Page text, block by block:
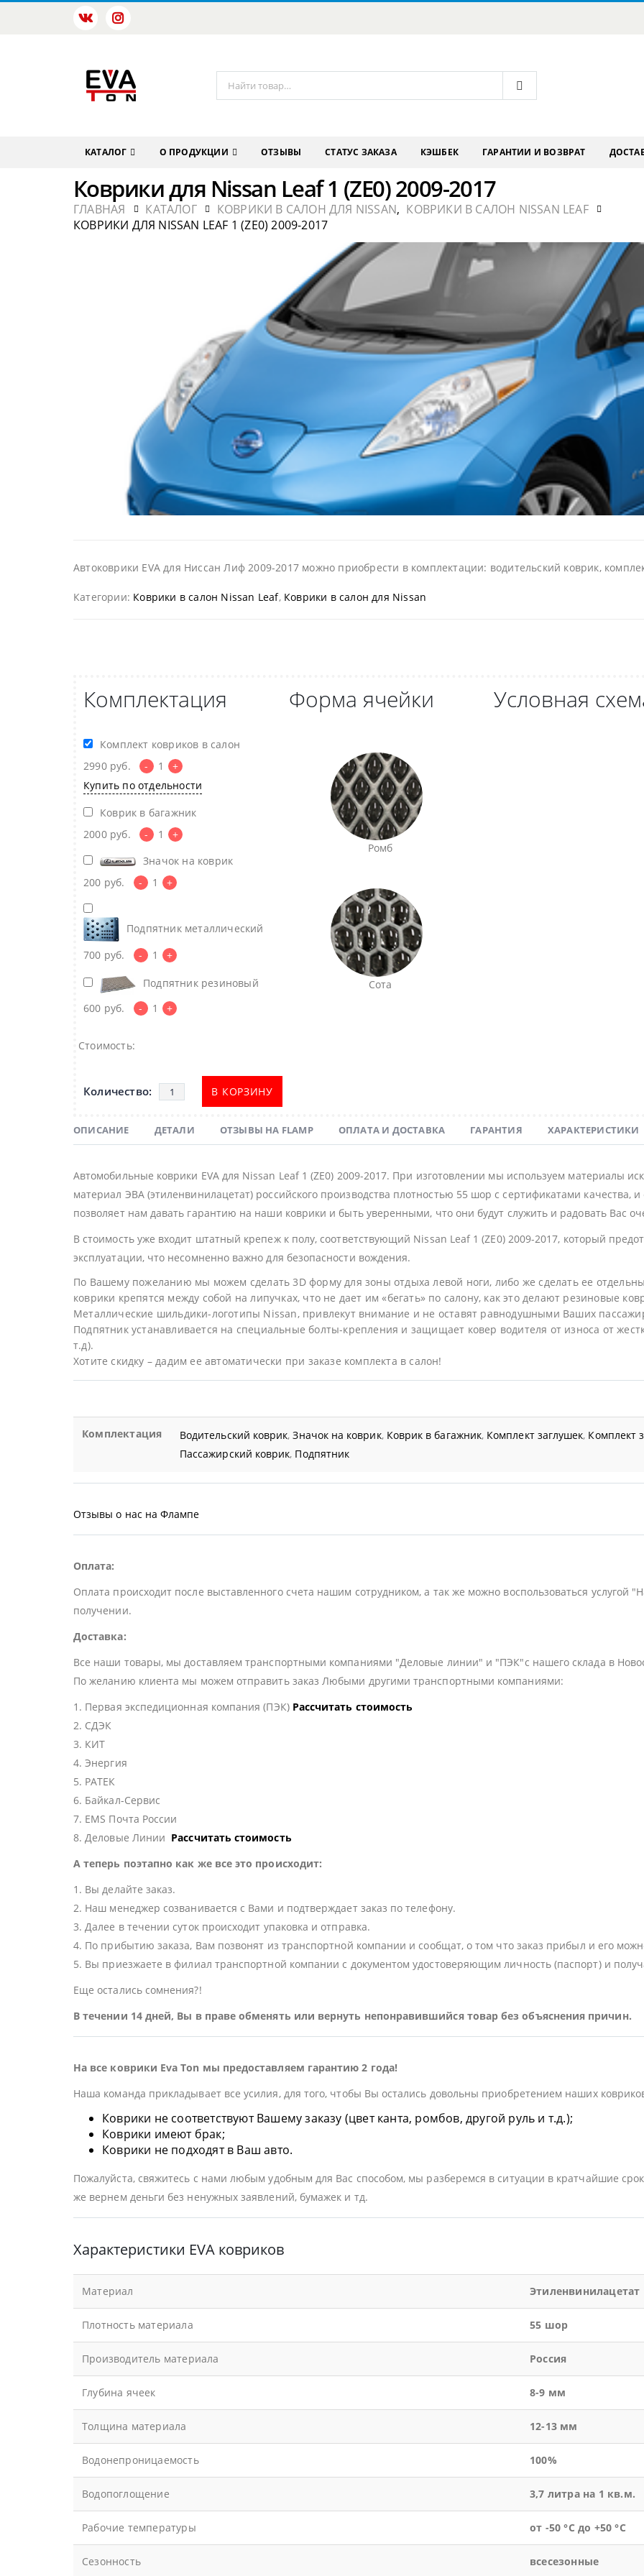
КАТАЛОГ О ПРОДУКЦИИ ОТЗЫВЫ СТАТУС ЗАКАЗА КЭШБЕК ГАРАНТИИ И ВОЗВРАТ
Коврики для Nissan Leaf 1 (ZE0) 2009-2017
ГЛАВНАЯ КАТАЛОГ КОВРИКИ В САЛОН ДЛЯ NISSAN, КОВРИКИ В САЛОН NISSAN LEAF
КОВРИКИ ДЛЯ NISSAN LEAF 1 (ZE0) 2009-2017
Автоковрики EVA для Ниссан Лиф 2009-2017 можно приобрести в комплектации: водительский коврик,
Категории: Коврики в салон Nissan Leaf, Коврики в салон для Nissan
Комплектация
Комплект ковриков в салон
2990 руб. - 1
+
Купить по отдельности
Коврик в багажник
2000 руб. - 1
+
Значок на коврик
200 руб. - 1 +
Подпятник металлический
700 руб. - 1 +
Подпятник резиновый
600 руб. - 1 +
Форма ячейки
Ромб
Сота
Условная
Стоимость:
В КОРЗИНУ
ОПИСАНИЕ ДЕТАЛИ ОТЗЫВЫ НА FLAMP ОПЛАТА И ДОСТАВКА ГАРАНТИЯ ХАРАКТЕРИСТИКИ
Автомобильные коврики EVA для Nissan Leaf 1 (ZE0) 2009-2017. При изготовлении мы используем материалы
материал ЭВА (этиленвинилацетат) российского производства плотностью 55 шор с сертификатами качества,
позволяет нам давать гарантию на наши коврики и быть уверенными, что они будут служить и радовать Вас
В стоимость уже входит штатный крепеж к полу, соответствующий Nissan Leaf 1 (ZE0) 2009-2017, который
эксплуатации, что несомненно важно для безопасности вождения.
По Вашему пожеланию мы можем сделать 3D форму для зоны отдыха левой ноги, либо же сделать ее
коврики крепятся между собой на липучках, что не дает им «бегать» по салону, как это делают резиновые
Металлические шильдики-логотипы Nissan, привлекут внимание и не оставят равнодушными Ваших
Подпятник устанавливается на специальные болты-крепления и защищает ковер водителя от износа от
т.д).
Хотите скидку – дадим ее автоматически при заказе комплекта в салон!
Комплектация Водительский коврик,Значок на коврик, Коврик в багажник, Комплект заглушек, Комплект
Пассажирский коврик, Подпятник
Отзывы о нас на Флампе
Оплата:
Оплата происходит после выставленного счета нашим сотрудником, а так же можно воспользоваться
получении.
Доставка:
Все наши товары, мы доставляем транспортными компаниями "Деловые линии" и "ПЭК"с нашего склада в
По желанию клиента мы можем отправить заказ Любыми другими транспортными компаниями:
1. Первая экспедиционная компания (ПЭК) Рассчитать стоимость
2. СДЭК
3. КИТ
4. Энергия
5. РАТЕК
6. Байкал-Сервис
7. EMS Почта России
8. Деловые Линии Рассчитать стоимость
А теперь поэтапно как же все это происходит:
1. Вы делайте заказ.
2. Наш менеджер созванивается с Вами и подтверждает заказ по телефону.
3. Далее в течении суток происходит упаковка и отправка.
4. По прибытию заказа, Вам позвонят из транспортной компании и сообщат, о том что заказ прибыл и его
5. Вы приезжаете в филиал транспортной компании с документом удостоверяющим личность (паспорт) и
Еще остались сомнения?!
В течении 14 дней, Вы в праве обменять или вернуть непонравившийся товар без объяснения причин.
На все коврики Eva Ton мы предоставляем гарантию 2 года!
Наша команда прикладывает все усилия, для того, чтобы Вы остались довольны приобретением наших
Коврики не соответствуют Вашему заказу (цвет канта, ромбов, другой руль и т.д.);
Коврики имеют брак;
Коврики не подходят в Ваш авто.
Пожалуйста, свяжитесь с нами любым удобным для Вас способом, мы разберемся в ситуации в кратчайшие
же вернем деньги без ненужных заявлений, бумажек и тд.
Характеристики EVA ковриков
Материал Этиленвинилацетат
Плотность материала 55 шор
Производитель материала Россия
Глубина ячеек 8-9 мм
Толщина материала 12-13 мм
Водонепроницаемость 100%
Водопоглощение 3,7 литра на 1 кв.м.
Рабочие температуры от -50 °С до +50 °С
Сезонность всесезонные